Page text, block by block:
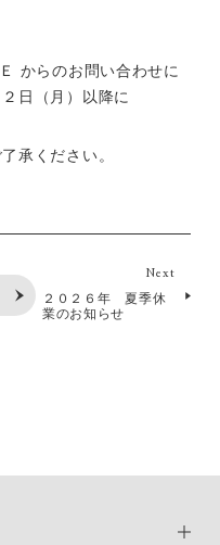
からのお問い合わせに
日（月）以降に
承ください。
Next
２０２６年 夏季休
業のお知らせ